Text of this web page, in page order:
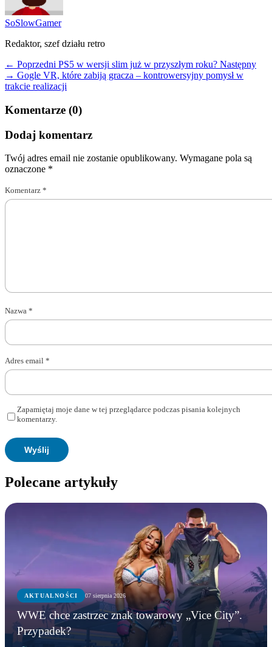
SoSlowGamer
Redaktor, szef działu retro
← Poprzedni PS5 w wersji slim już w przyszłym roku? Następny
→ Gogle VR, które zabiją gracza – kontrowersyjny pomysł w
trakcie realizacji
Komentarze (0)
Dodaj komentarz
Twój adres email nie zostanie opublikowany. Wymagane pola są
oznaczone *
Komentarz *
Nazwa *
Adres email *
Zapamiętaj moje dane w tej przeglądarce podczas pisania kolejnych
komentarzy.
Polecane artykuły
AKTUALNOŚCI 07 sierpnia 2026
WWE chce zastrzec znak towarowy „Vice City”.
Przypadek?